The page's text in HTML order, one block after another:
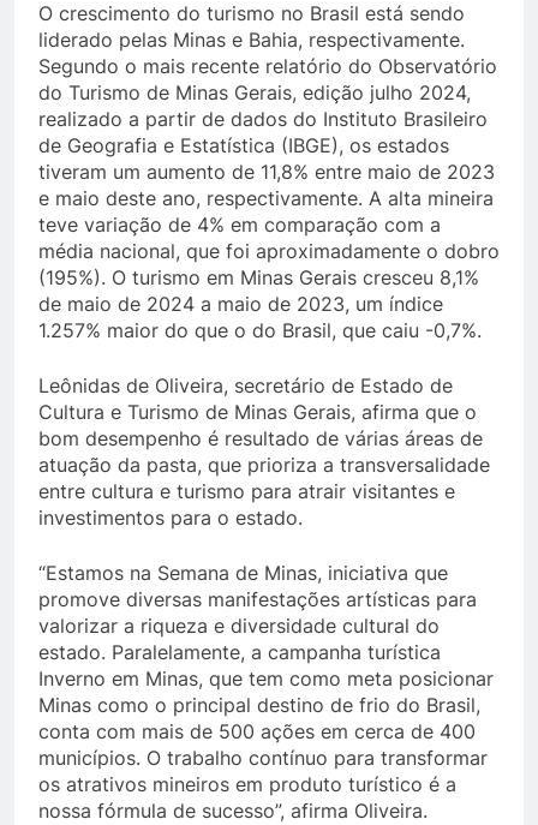
O crescimento do turismo no Brasil está sendo
liderado pelas Minas e Bahia, respectivamente.
Segundo o mais recente relatório do Observatório
do Turismo de Minas Gerais, edição julho 2024,
realizado a partir de dados do Instituto Brasileiro
de Geografia e Estatística (IBGE), os estados
tiveram um aumento de 11,8% entre maio de 2023
e maio deste ano, respectivamente. A alta mineira
teve variação de 4% em comparação com a
média nacional, que foi aproximadamente o dobro
(195%). O turismo em Minas Gerais cresceu 8,1%
de maio de 2024 a maio de 2023, um índice
1.257% maior do que o do Brasil, que caiu -0,7%.
Leônidas de Oliveira, secretário de Estado de
Cultura e Turismo de Minas Gerais, afirma que o
bom desempenho é resultado de várias áreas de
atuação da pasta, que prioriza a transversalidade
entre cultura e turismo para atrair visitantes e
investimentos para o estado.
“Estamos na Semana de Minas, iniciativa que
promove diversas manifestações artísticas para
valorizar a riqueza e diversidade cultural do
estado. Paralelamente, a campanha turística
Inverno em Minas, que tem como meta posicionar
Minas como o principal destino de frio do Brasil,
conta com mais de 500 ações em cerca de 400
municípios. O trabalho contínuo para transformar
os atrativos mineiros em produto turístico é a
nossa fórmula de sucesso”, afirma Oliveira.